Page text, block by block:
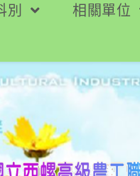
別 相關單位